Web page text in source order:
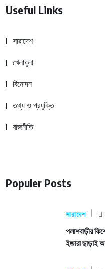
Useful Links
সারাদেশ
খেলাধুলা
বিনোদন
তথ্য ও প্রযুক্তি
রাজনীতি
Populer Posts
সারাদেশ
পলাশবাড়ীর
ইজারা ছাড়াই